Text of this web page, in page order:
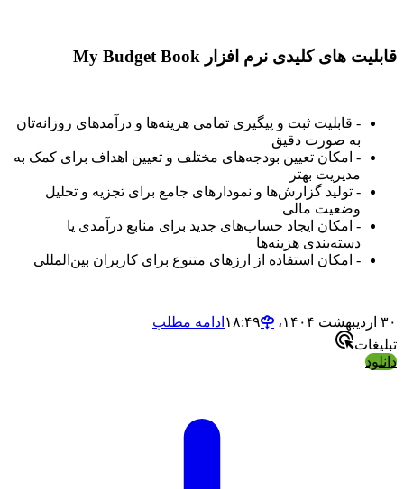
قابلیت های کلیدی نرم افزار My Budget Book
- قابلیت ثبت و پیگیری تمامی هزینه‌ها و درآمدهای روزانه‌تان
به صورت دقیق
- امکان تعیین بودجه‌های مختلف و تعیین اهداف برای کمک به
مدیریت بهتر
- تولید گزارش‌ها و نمودارهای جامع برای تجزیه و تحلیل
وضعیت مالی
- امکان ایجاد حساب‌های جدید برای منابع درآمدی یا
دسته‌بندی هزینه‌ها
- امکان استفاده از ارزهای متنوع برای کاربران بین‌المللی
۳۰ اردیبهشت ۱۴۰۴،‏ ۱۸:۴۹
ادامه مطلب
تبلیغات
دانلود